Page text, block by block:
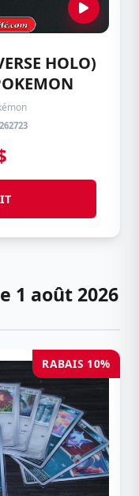
HOLO)
1 août 2026
RABAIS 10%